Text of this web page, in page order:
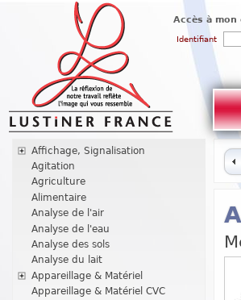
Accès à mon
Identifiant
Affichage, Signalisation
Agitation
Agriculture
Alimentaire
Analyse de l'air
Analyse de l'eau
Analyse des sols
Analyse du lait
Appareillage & Matériel
Appareillage & Matériel CVC